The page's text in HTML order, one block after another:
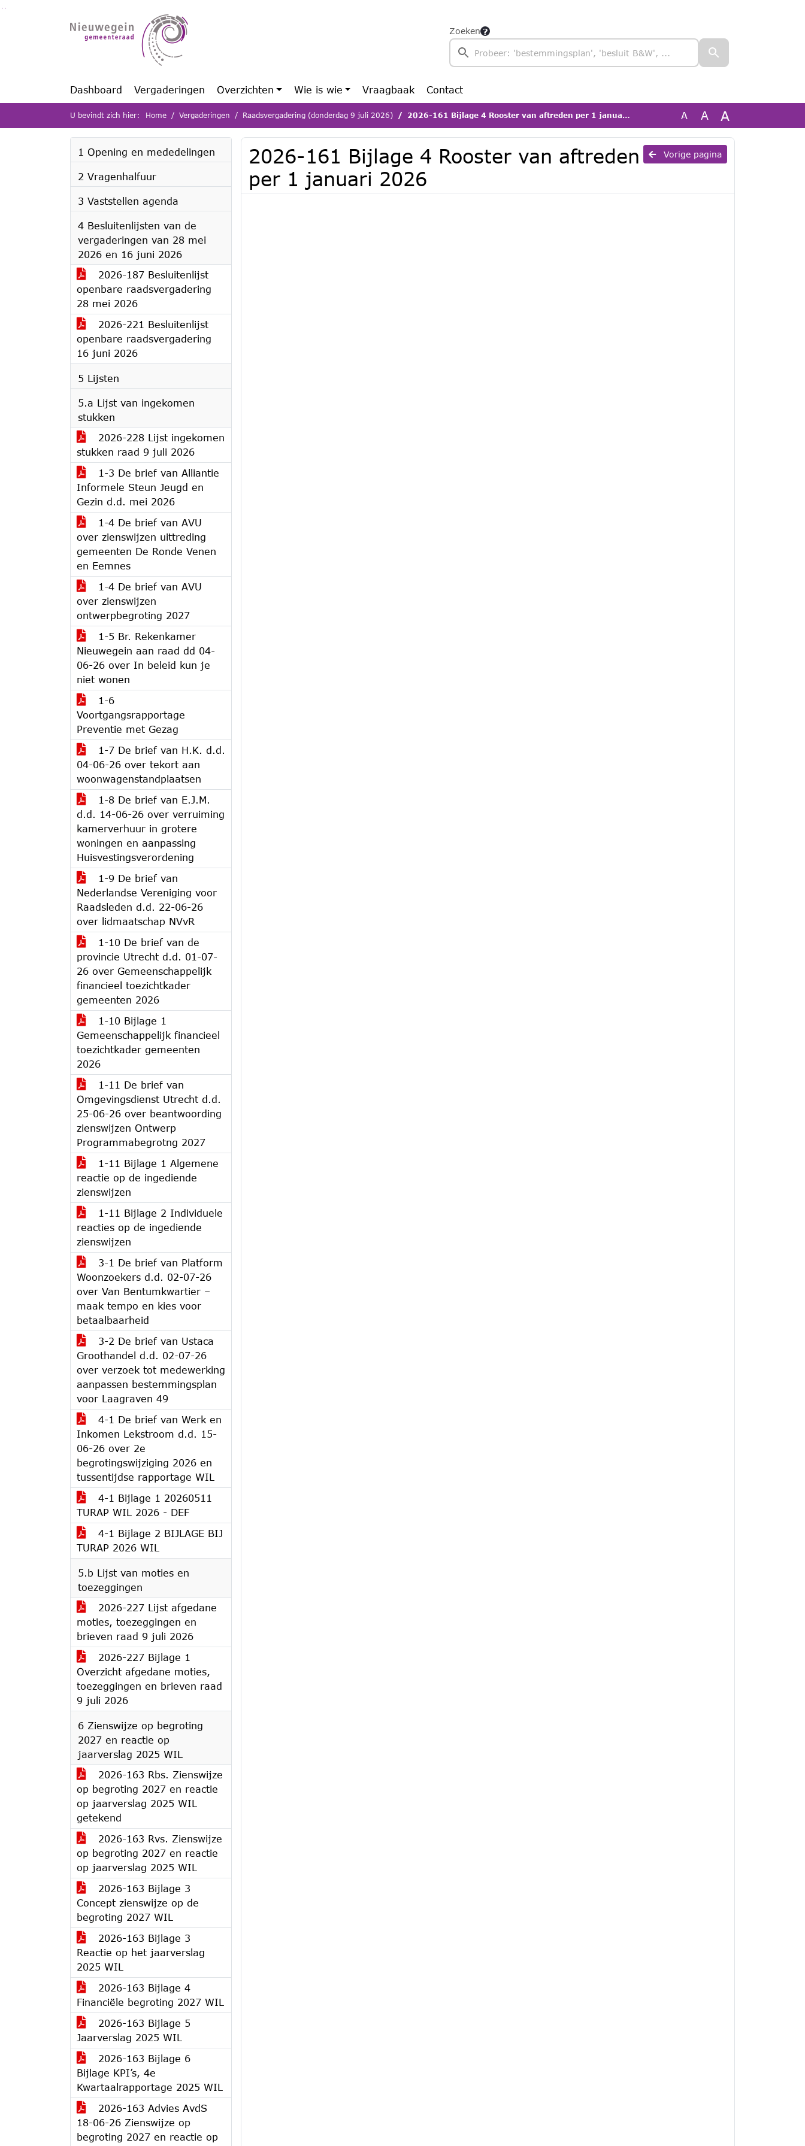
Ga naar de inhoud van deze pagina
Zoeken
Dashboard Vergaderingen Overzichten Wie is wie Vraagbaak Contact
U bevindt zich hier: Home Vergaderingen Raadsvergadering (donderdag 9 juli 2026) 2026-161 Bijlage 4 Rooster van aftreden per 1 januari 2026 A A A
1 Opening en mededelingen
2 Vragenhalfuur
3 Vaststellen agenda
4 Besluitenlijsten van de
vergaderingen van 28 mei
2026 en 16 juni 2026
2026-187 Besluitenlijst
openbare raadsvergadering
28 mei 2026
2026-221 Besluitenlijst
openbare raadsvergadering
16 juni 2026
5 Lijsten
5.a Lijst van ingekomen
stukken
2026-228 Lijst ingekomen
stukken raad 9 juli 2026
1-3 De brief van Alliantie
Informele Steun Jeugd en
Gezin d.d. mei 2026
1-4 De brief van AVU
over zienswijzen uittreding
gemeenten De Ronde Venen
en Eemnes
1-4 De brief van AVU
over zienswijzen
ontwerpbegroting 2027
1-5 Br. Rekenkamer
Nieuwegein aan raad dd 04-
06-26 over In beleid kun je
niet wonen
1-6
Voortgangsrapportage
Preventie met Gezag
1-7 De brief van H.K. d.d.
04-06-26 over tekort aan
woonwagenstandplaatsen
1-8 De brief van E.J.M.
d.d. 14-06-26 over verruiming
kamerverhuur in grotere
woningen en aanpassing
Huisvestingsverordening
1-9 De brief van
Nederlandse Vereniging voor
Raadsleden d.d. 22-06-26
over lidmaatschap NVvR
1-10 De brief van de
provincie Utrecht d.d. 01-07-
26 over Gemeenschappelijk
financieel toezichtkader
gemeenten 2026
1-10 Bijlage 1
Gemeenschappelijk financieel
toezichtkader gemeenten
2026
1-11 De brief van
Omgevingsdienst Utrecht d.d.
25-06-26 over beantwoording
zienswijzen Ontwerp
Programmabegrotng 2027
1-11 Bijlage 1 Algemene
reactie op de ingediende
zienswijzen
1-11 Bijlage 2 Individuele
reacties op de ingediende
zienswijzen
3-1 De brief van Platform
Woonzoekers d.d. 02-07-26
over Van Bentumkwartier –
maak tempo en kies voor
betaalbaarheid
3-2 De brief van Ustaca
Groothandel d.d. 02-07-26
over verzoek tot medewerking
aanpassen bestemmingsplan
voor Laagraven 49
4-1 De brief van Werk en
Inkomen Lekstroom d.d. 15-
06-26 over 2e
begrotingswijziging 2026 en
tussentijdse rapportage WIL
4-1 Bijlage 1 20260511
TURAP WIL 2026 - DEF
4-1 Bijlage 2 BIJLAGE BIJ
TURAP 2026 WIL
5.b Lijst van moties en
toezeggingen
2026-227 Lijst afgedane
moties, toezeggingen en
brieven raad 9 juli 2026
2026-227 Bijlage 1
Overzicht afgedane moties,
toezeggingen en brieven raad
9 juli 2026
6 Zienswijze op begroting
2027 en reactie op
jaarverslag 2025 WIL
2026-163 Rbs. Zienswijze
op begroting 2027 en reactie
op jaarverslag 2025 WIL
getekend
2026-163 Rvs. Zienswijze
op begroting 2027 en reactie
op jaarverslag 2025 WIL
2026-163 Bijlage 3
Concept zienswijze op de
begroting 2027 WIL
2026-163 Bijlage 3
Reactie op het jaarverslag
2025 WIL
2026-163 Bijlage 4
Financiële begroting 2027 WIL
2026-163 Bijlage 5
Jaarverslag 2025 WIL
2026-163 Bijlage 6
Bijlage KPI’s, 4e
Kwartaalrapportage 2025 WIL
2026-163 Advies AvdS
18-06-26 Zienswijze op
begroting 2027 en reactie op
Vorige pagina
2026-161 Bijlage 4 Rooster van aftreden
per 1 januari 2026